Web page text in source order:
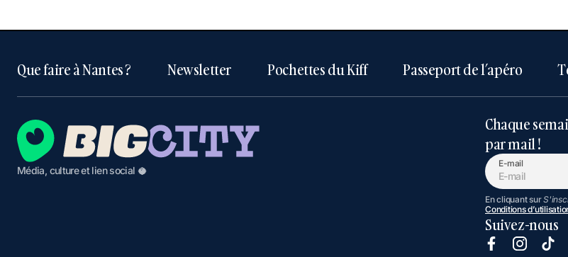
Média, culture et lien social 🥥
Que faire à Nantes ? Newsletter Pochettes du Kiff Passeport de l’apéro
Chaque
par mail !
E-mail
En cliquant sur
Conditions
Suivez-nous